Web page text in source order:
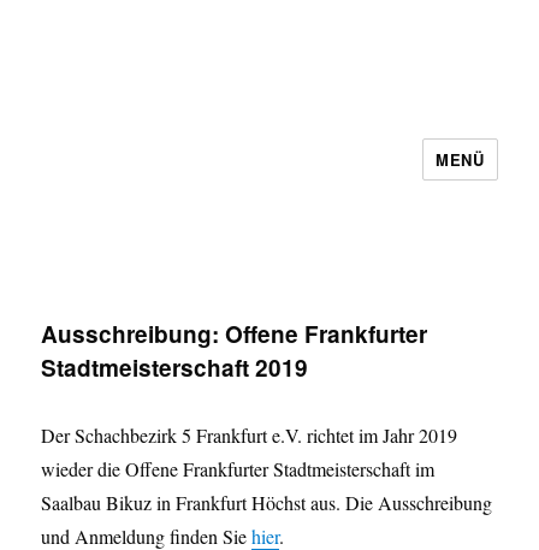
MENÜ
Ausschreibung: Offene Frankfurter
Stadtmeisterschaft 2019
Der Schachbezirk 5 Frankfurt e.V. richtet im Jahr 2019
wieder die Offene Frankfurter Stadtmeisterschaft im
Saalbau Bikuz in Frankfurt Höchst aus. Die Ausschreibung
und Anmeldung finden Siehier.